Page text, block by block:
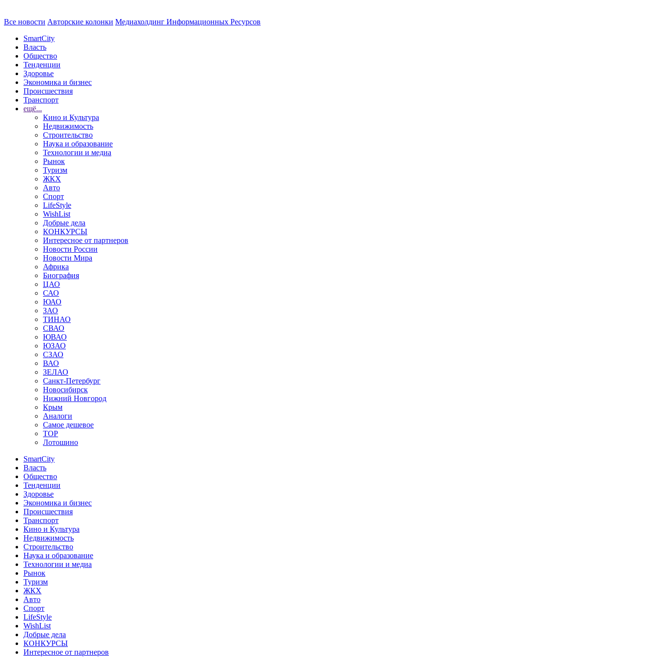
Все новости Авторские колонки Медиахолдинг Информационных Ресурсов
SmartCity
Власть
Общество
Тенденции
Здоровье
Экономика и бизнес
Происшествия
Транспорт
ещё...
Кино и Культура
Недвижимость
Строительство
Наука и образование
Технологии и медиа
Рынок
Туризм
ЖКХ
Авто
Спорт
LifeStyle
WishList
Добрые дела
КОНКУРСЫ
Интересное от партнеров
Новости России
Новости Мира
Африка
Биография
ЦАО
САО
ЮАО
ЗАО
ТИНАО
СВАО
ЮВАО
ЮЗАО
СЗАО
ВАО
ЗЕЛАО
Санкт-Петербург
Новосибирск
Нижний Новгород
Крым
Аналоги
Самое дешевое
TOP
Лотошино
SmartCity
Власть
Общество
Тенденции
Здоровье
Экономика и бизнес
Происшествия
Транспорт
Кино и Культура
Недвижимость
Строительство
Наука и образование
Технологии и медиа
Рынок
Туризм
ЖКХ
Авто
Спорт
LifeStyle
WishList
Добрые дела
КОНКУРСЫ
Интересное от партнеров